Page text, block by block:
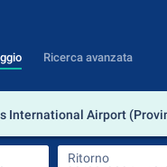
Ricerca avanzata
Ritorno